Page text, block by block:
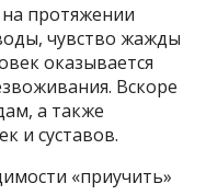
протяжении
чувство жажды
оказывается
Вскоре
а также
и суставов.
«приучить»